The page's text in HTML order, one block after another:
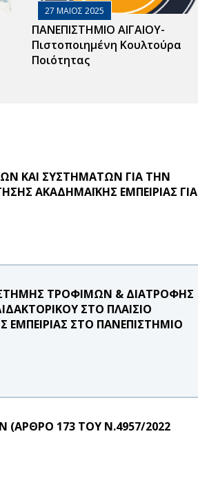
27 ΜΑΙΟΣ 2025
ΠΑΝΕΠΙΣΤΗΜΙΟ ΑΙΓΑΙΟΥ-
Πιστοποιημένη Κουλτούρα
Ποιότητας
ΚΑΙ ΣΥΣΤΗΜΑΤΩΝ ΓΙΑ ΤΗΝ
ΑΚΑΔΗΜΑΪΚΗΣ ΕΜΠΕΙΡΙΑΣ ΓΙΑ
ΤΡΟΦΙΜΩΝ & ΔΙΑΤΡΟΦΗΣ
ΣΤΟ ΠΛΑΙΣΙΟ
ΣΤΟ ΠΑΝΕΠΙΣΤΗΜΙΟ
173 ΤΟΥ Ν.4957/2022